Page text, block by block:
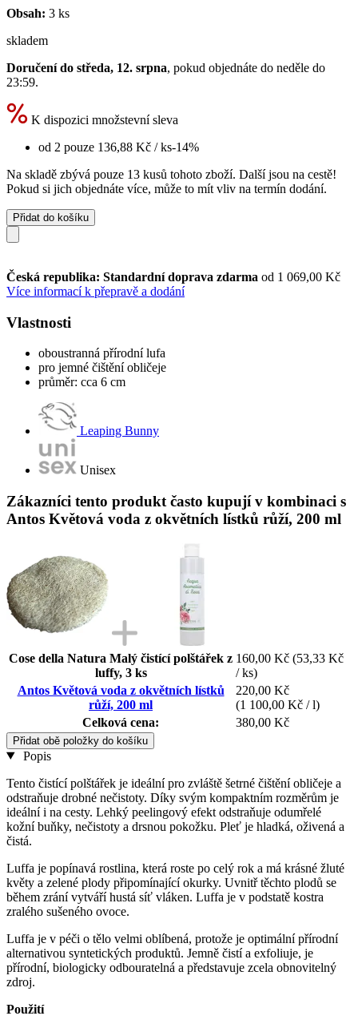
Obsah: 3 ks
skladem
Doručení do středa, 12. srpna, pokud objednáte do neděle do
23:59.
K dispozici množstevní sleva
od 2 pouze 136,88 Kč / ks-14%
Na skladě zbývá pouze 13 kusů tohoto zboží. Další jsou na cestě!
Pokud si jich objednáte více, může to mít vliv na termín dodání.
Přidat do košíku
Česká republika: Standardní doprava zdarma od 1 069,00 Kč
Více informací k přepravě a dodání
Vlastnosti
oboustranná přírodní lufa
pro jemné čištění obličeje
průměr: cca 6 cm
Leaping Bunny
Unisex
Zákazníci tento produkt často kupují v kombinaci s
Antos Květová voda z okvětních lístků růží, 200 ml
Cose della Natura Malý čistící polštářek z
luffy, 3 ks
160,00 Kč (53,33 Kč
/ ks)
Antos Květová voda z okvětních lístků
růží, 200 ml
220,00 Kč
(1 100,00 Kč / l)
Celková cena:
380,00 Kč
Přidat obě položky do košíku
Popis
Tento čistící polštářek je ideální pro zvláště šetrné čištění obličeje a
odstraňuje drobné nečistoty. Díky svým kompaktním rozměrům je
ideální i na cesty. Lehký peelingový efekt odstraňuje odumřelé
kožní buňky, nečistoty a drsnou pokožku. Pleť je hladká, oživená a
čistá.
Luffa je popínavá rostlina, která roste po celý rok a má krásné žluté
květy a zelené plody připomínající okurky. Uvnitř těchto plodů se
během zrání vytváří hustá síť vláken. Luffa je v podstatě kostra
zralého sušeného ovoce.
Luffa je v péči o tělo velmi oblíbená, protože je optimální přírodní
alternativou syntetických produktů. Jemně čistí a exfoliuje, je
přírodní, biologicky odbouratelná a představuje zcela obnovitelný
zdroj.
Použití